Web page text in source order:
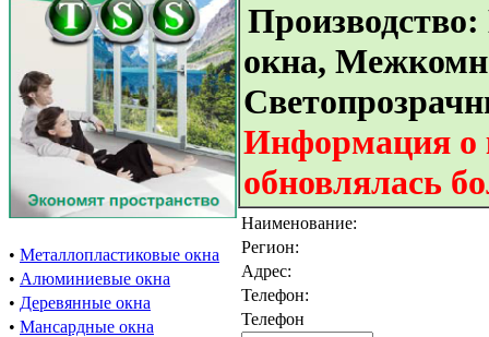
• Металлопластиковые окна
• Алюминиевые окна
• Деревянные окна
• Мансардные окна
окна,
Информация о
обновлялась
Наименование:
Регион:
Адрес:
Телефон:
Телефон